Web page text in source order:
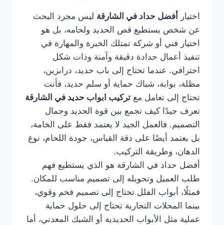
اختيار أفضل حداد في الشارقة ليس مجرد البحث
عن شخص يستطيع قص الحديد ولحامه، بل هو
اختيار فني أو شركة تمتلك الخبرة والمهارة في
تنفيذ أعمال حدادة دقيقة وآمنة وذات شكل
احترافي. عندما تحتاج إلى باب حديد، درابزين،
مظلة، بوابة، شباك حماية أو سلم حديد، فأنت
تحتاج إلى تعامل مع تركيب ابواب حديد في الشارقة
تعرف جيدًا كيف تجمع بين قوة الحديد وجمال
التصميم. فالعمل الجيد لا يعتمد فقط على الخامة،
بل يعتمد أيضًا على دقة القياس، جودة اللحام، نوع
الدهان، وطريقة التركيب.
أفضل حداد في الشارقة هو الذي يستطيع فهم
طلب العميل وتحويله إلى تصميم مناسب للمكان.
فمثلًا، أبواب الفلل تحتاج إلى تصميم فخم وقوي،
بينما المحلات التجارية تحتاج إلى حلول حماية
عملية مثل الأبواب الحديدية أو الشبك المعدني، أما